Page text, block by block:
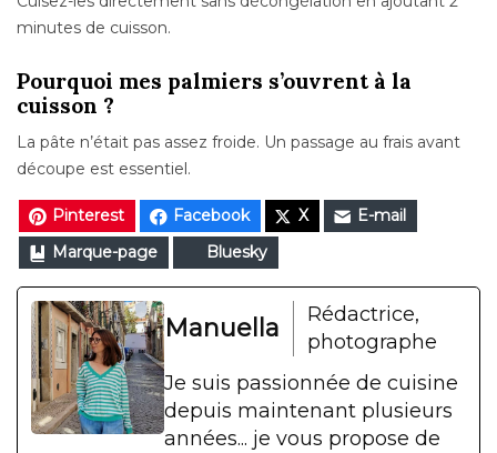
minutes de cuisson.
Pourquoi mes palmiers s’ouvrent à la
cuisson ?
La pâte n’était pas assez froide. Un passage au frais avant
découpe est essentiel.
Pinterest Facebook X
E-mail
Marque-page
Bluesky
Manuella
Rédactrice,
photographe
Je suis passionnée de cuisine
depuis maintenant plusieurs
années... je vous propose de